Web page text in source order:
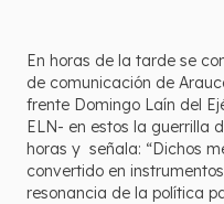
En horas de la tarde se
de comunicación de
frente Domingo Laín del
ELN- en estos la guerrilla
horas y señala: “Dichos
convertido en
resonancia de la política